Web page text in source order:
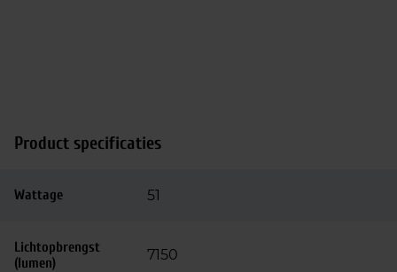
Product specificaties
Wattage 51
Lichtopbrengst
(lumen)
7150